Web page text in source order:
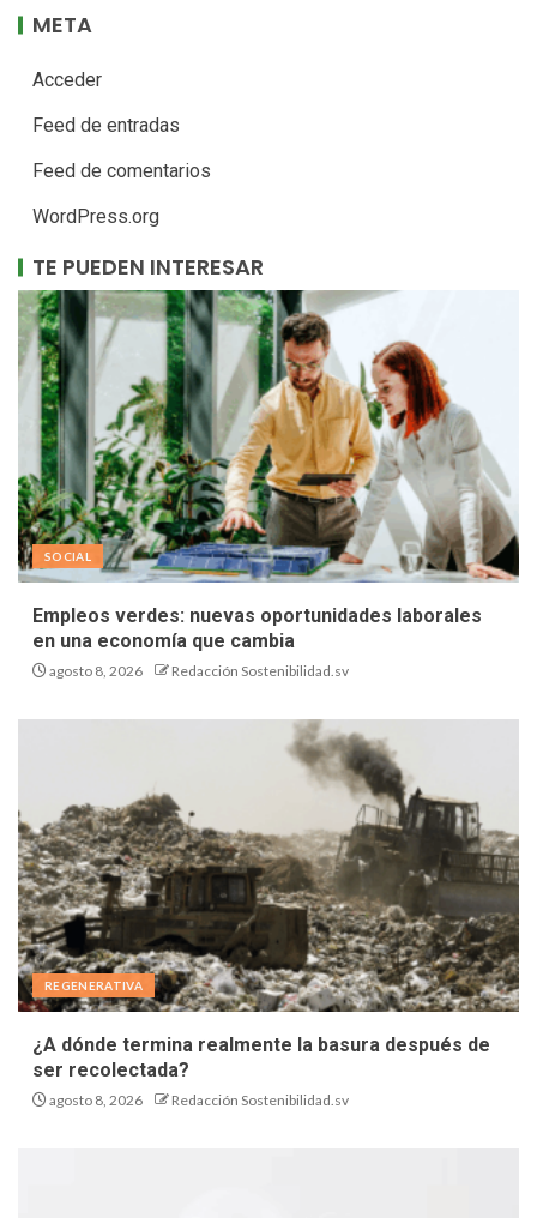
META
Acceder
Feed de entradas
Feed de comentarios
WordPress.org
TE PUEDEN INTERESAR
SOCIAL
Empleos verdes: nuevas oportunidades laborales
en una economía que cambia
agosto 8, 2026 Redacción Sostenibilidad.sv
REGENERATIVA
¿A dónde termina realmente la basura después de
ser recolectada?
agosto 8, 2026 Redacción Sostenibilidad.sv